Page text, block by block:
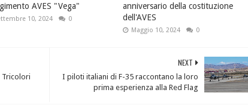
AVES "Vega"
10, 2024 0
anniversario della costituzione
dell'AVES
Maggio 10, 2024 0
NEXT
I piloti italiani di F-35 raccontano la loro
prima esperienza alla Red Flag
Tricolori